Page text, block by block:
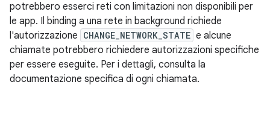
potrebbero esserci reti con limitazioni non disponibili per
le app. Il binding a una rete in background richiede
l'autorizzazione CHANGE_NETWORK_STATE e alcune
chiamate potrebbero richiedere autorizzazioni specifiche
per essere eseguite. Per i dettagli, consulta la
documentazione specifica di ogni chiamata.